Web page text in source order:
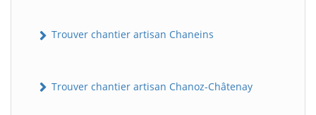
Trouver chantier artisan Chaneins
Trouver chantier artisan Chanoz-Châtenay